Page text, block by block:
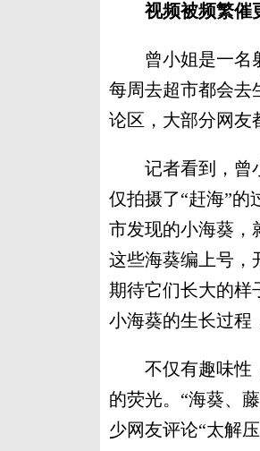
视频被频繁催
曾小姐是一名射
每周去超市都会去
论区，大部分网友
记者看到，曾小
仅拍摄了“赶海”的
市发现的小海葵，
这些海葵编上号，
期待它们长大的样
小海葵的生长过程
不仅有趣味性，
的荧光。“海葵、
少网友评论“太解